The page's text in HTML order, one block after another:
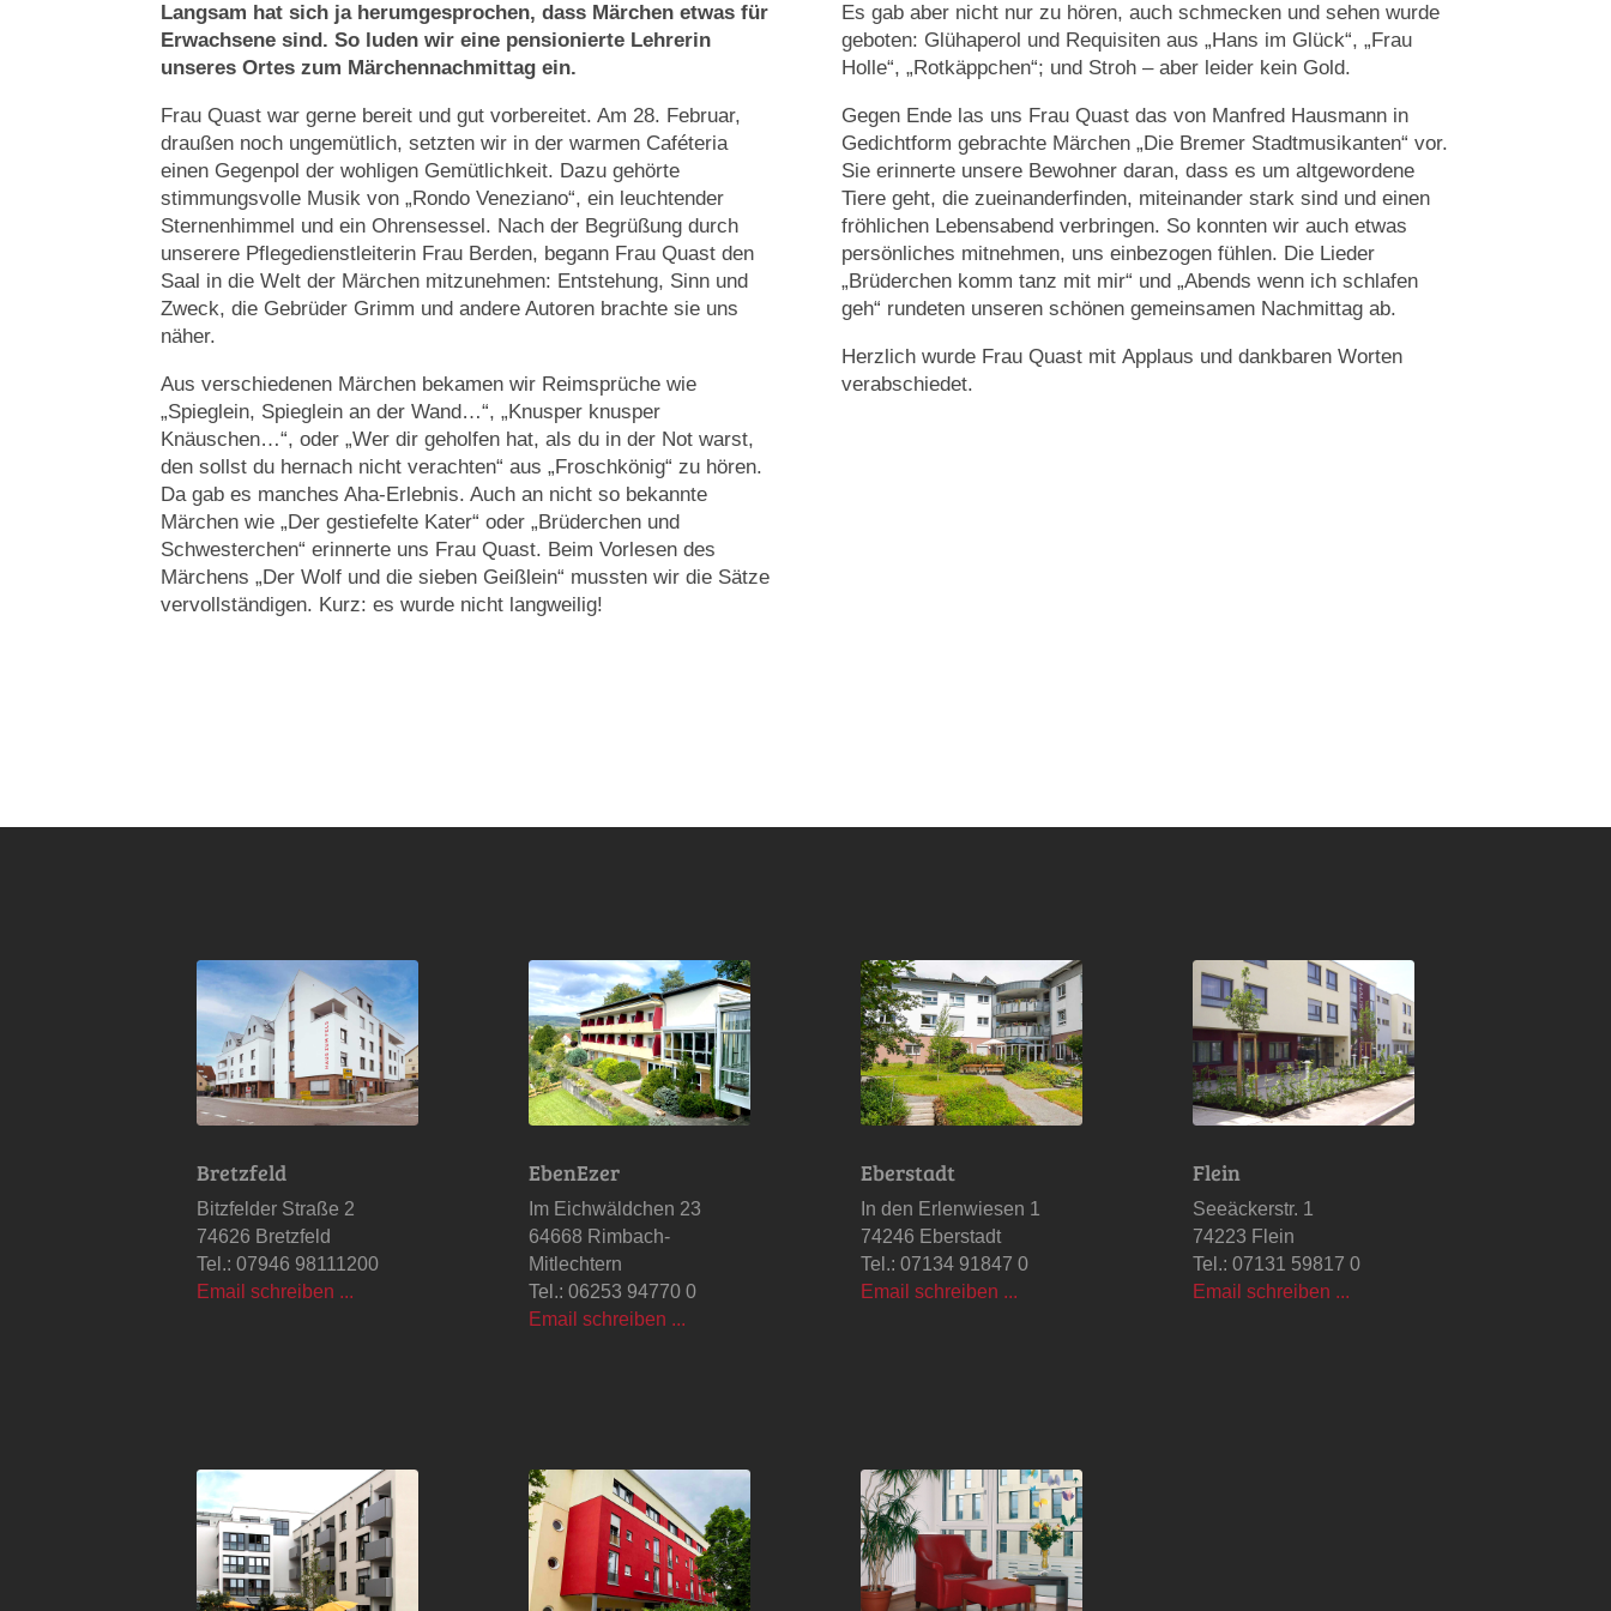
Langsam hat sich ja herumgesprochen, dass Märchen etwas für
Erwachsene sind. So luden wir eine pensionierte Lehrerin
unseres Ortes zum Märchennachmittag ein.
Frau Quast war gerne bereit und gut vorbereitet. Am 28. Februar,
draußen noch ungemütlich, setzten wir in der warmen Caféteria
einen Gegenpol der wohligen Gemütlichkeit. Dazu gehörte
stimmungsvolle Musik von „Rondo Veneziano“, ein leuchtender
Sternenhimmel und ein Ohrensessel. Nach der Begrüßung durch
unserere Pflegedienstleiterin Frau Berden, begann Frau Quast den
Saal in die Welt der Märchen mitzunehmen: Entstehung, Sinn und
Zweck, die Gebrüder Grimm und andere Autoren brachte sie uns
näher.
Aus verschiedenen Märchen bekamen wir Reimsprüche wie
„Spieglein, Spieglein an der Wand…“, „Knusper knusper
Knäuschen…“, oder „Wer dir geholfen hat, als du in der Not warst,
den sollst du hernach nicht verachten“ aus „Froschkönig“ zu hören.
Da gab es manches Aha-Erlebnis. Auch an nicht so bekannte
Märchen wie „Der gestiefelte Kater“ oder „Brüderchen und
Schwesterchen“ erinnerte uns Frau Quast. Beim Vorlesen des
Märchens „Der Wolf und die sieben Geißlein“ mussten wir die Sätze
vervollständigen. Kurz: es wurde nicht langweilig!
Es gab aber nicht nur zu hören, auch schmecken und sehen wurde
geboten: Glühaperol und Requisiten aus „Hans im Glück“, „Frau
Holle“, „Rotkäppchen“; und Stroh – aber leider kein Gold.
Gegen Ende las uns Frau Quast das von Manfred Hausmann in
Gedichtform gebrachte Märchen „Die Bremer Stadtmusikanten“ vor.
Sie erinnerte unsere Bewohner daran, dass es um altgewordene
Tiere geht, die zueinanderfinden, miteinander stark sind und einen
fröhlichen Lebensabend verbringen. So konnten wir auch etwas
persönliches mitnehmen, uns einbezogen fühlen. Die Lieder
„Brüderchen komm tanz mit mir“ und „Abends wenn ich schlafen
geh“ rundeten unseren schönen gemeinsamen Nachmittag ab.
Herzlich wurde Frau Quast mit Applaus und dankbaren Worten
verabschiedet.
Bretzfeld
Bitzfelder Straße 2
74626 Bretzfeld
Tel.: 07946 98111200
Email schreiben ...
EbenEzer
Im Eichwäldchen 23
64668 Rimbach-
Mitlechtern
Tel.: 06253 94770 0
Email schreiben ...
Eberstadt
In den Erlenwiesen 1
74246 Eberstadt
Tel.: 07134 91847 0
Email schreiben ...
Flein
Seeäckerstr. 1
74223 Flein
Tel.: 07131 59817 0
Email schreiben ...